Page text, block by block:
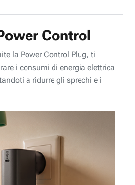
Control
la Power Control Plug, ti
i consumi di energia elettrica
a ridurre gli sprechi e i